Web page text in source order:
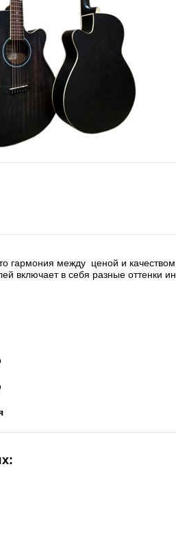
гармония между ценой и
включает в себя разные оттенки